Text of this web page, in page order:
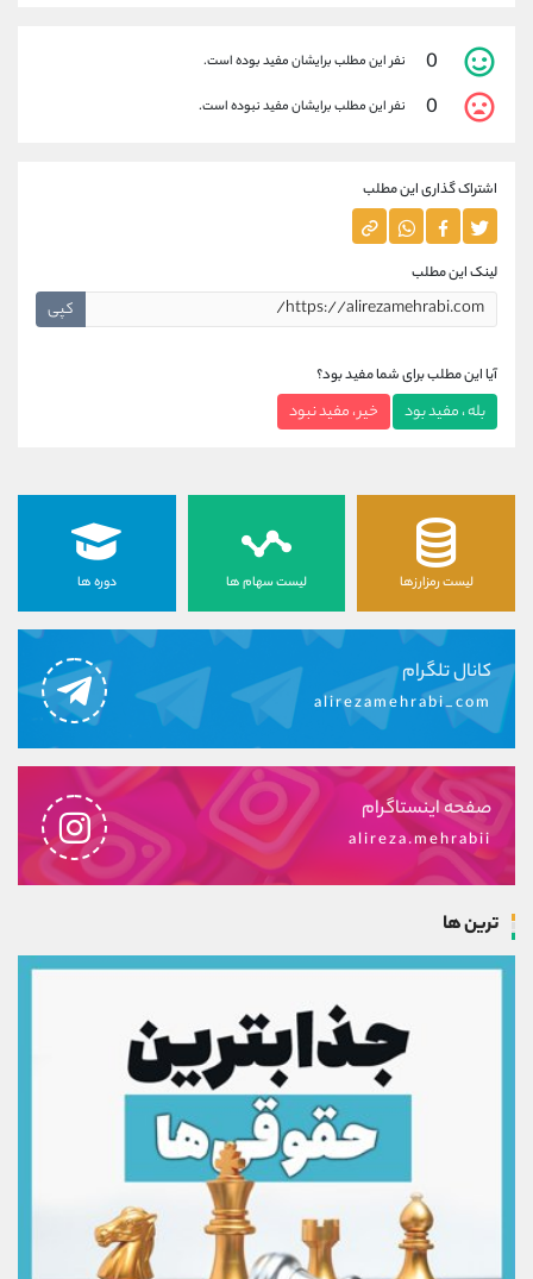
0 نفر این مطلب برایشان مفید بوده است.
0 نفر این مطلب برایشان مفید نبوده است.
اشتراک گذاری این مطلب
لینک این مطلب
کپی
آیا این مطلب برای شما مفید بود؟
بله ، مفید بود خیر ، مفید نبود
لیست رمزارزها لیست سهام ها دوره ها
کانال تلگرام
alirezamehrabi_com
صفحه اینستاگرام
alireza.mehrabii
ترین ها